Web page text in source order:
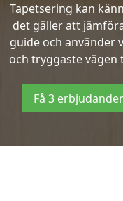
Tapetsering kan
det gäller att
guide och använder
och tryggaste
Få 3